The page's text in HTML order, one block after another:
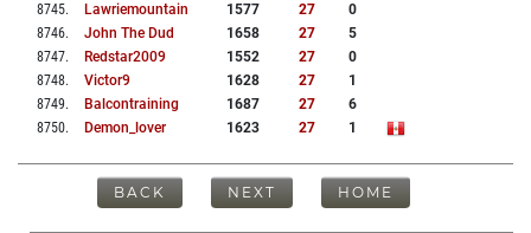
8745. Lawriemountain 1577 27
0
8746. John The Dud 1658 27
5
8747. Redstar2009 1552 27
0
8748. Victor9 1628 27
1
8749. Balcontraining 1687 27
6
8750. Demon_lover 1623 27 1
BACK NEXT HOME